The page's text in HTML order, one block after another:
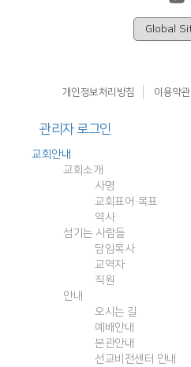
개인정보처리방침 이용약관
관리자 로그인
교회안내
교회소개
사명
교회표어·목표
역사
섬기는 사람들
담임목사
교역자
직원
안내
오시는 길
예배안내
본관안내
선교비전센터 안내